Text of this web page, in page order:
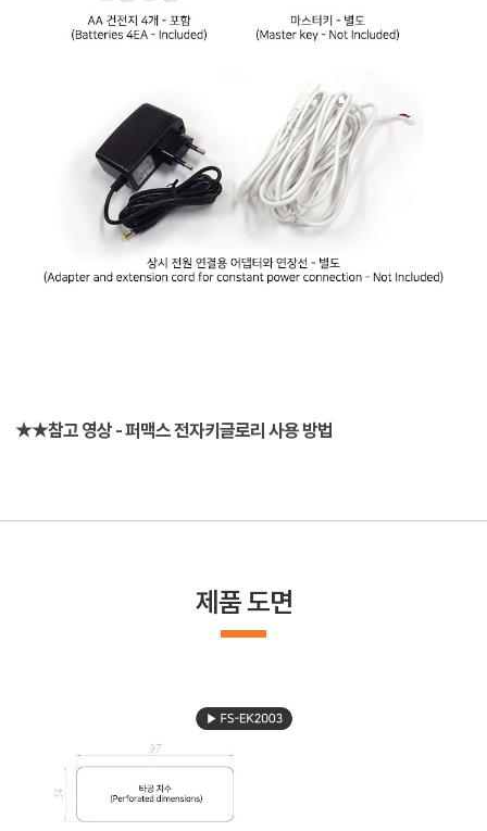
★★참고 영상 - 퍼맥스 전자키글로리 사용 방법
제품 도면